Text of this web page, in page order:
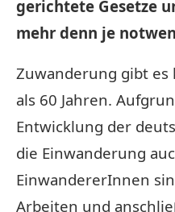
gerichtete Gesetze
mehr denn je
Zuwanderung gibt
als 60 Jahren.
Entwicklung der
die Einwanderung
EinwandererInnen
Arbeiten und